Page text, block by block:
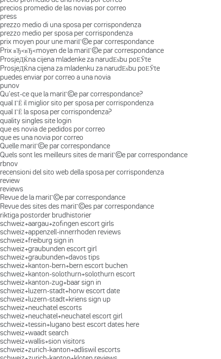
precios promedio de las novias por correo
press
prezzo medio di una sposa per corrispondenza
prezzo medio per sposa per corrispondenza
prix moyen pour une mariГ©e par correspondance
Prix вЂ‹вЂ‹moyen de la mariГ©e par correspondance
ProsjeДЌna cijena mladenke za narudЕѕbu poЕЎte
ProsjeДЌna cijena za mladenku za narudЕѕbu poЕЎte
puedes enviar por correo a una novia
punov
Qu'est-ce que la mariГ©e par correspondance?
qual ГЁ il miglior sito per sposa per corrispondenza
qual ГЁ la sposa per corrispondenza?
quality singles site login
que es novia de pedidos por correo
que es una novia por correo
Quelle mariГ©e par correspondance
Quels sont les meilleurs sites de mariГ©e par correspondance
rbnov
recensioni del sito web della sposa per corrispondenza
review
reviews
Revue de la mariГ©e par correspondance
Revue des sites des mariГ©es par correspondance
riktiga postorder brudhistorier
schweiz+aargau+zofingen escort girls
schweiz+appenzell-innerrhoden reviews
schweiz+freiburg sign in
schweiz+graubunden escort girl
schweiz+graubunden+davos tips
schweiz+kanton-bern+bern escort buchen
schweiz+kanton-solothurn+solothurn escort
schweiz+kanton-zug+baar sign in
schweiz+luzern-stadt+horw escort date
schweiz+luzern-stadt+kriens sign up
schweiz+neuchatel escorts
schweiz+neuchatel+neuchatel escort girl
schweiz+tessin+lugano best escort dates here
schweiz+waadt search
schweiz+wallis+sion visitors
schweiz+zurich-kanton+adliswil escorts